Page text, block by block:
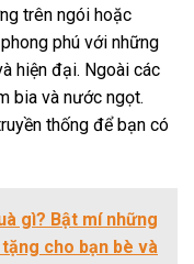
trên ngói hoặc
phú với những
hiện đại. Ngoài các
bia và nước ngọt.
thống để bạn có
gì? Bật mí những
cho bạn bè và